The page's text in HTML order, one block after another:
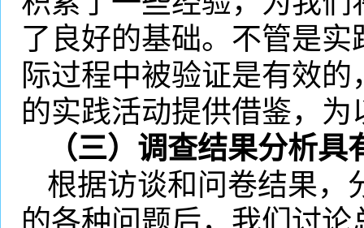
了良好的基础。不管是
际过程中被验证是有效
的实践活动提供借鉴，
（三）调查结果分析具
根据访谈和问卷结果，